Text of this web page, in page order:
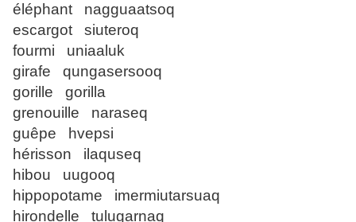
éléphant nagguaatsoq
escargot siuteroq
fourmi uniaaluk
girafe qungasersooq
gorille gorilla
grenouille naraseq
guêpe hvepsi
hérisson ilaquseq
hibou uugooq
hippopotame imermiutarsuaq
hirondelle tulugarnaq